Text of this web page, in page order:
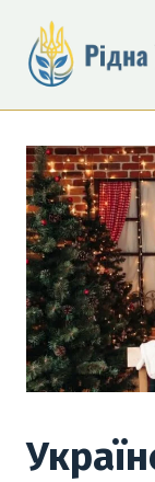
вмісту